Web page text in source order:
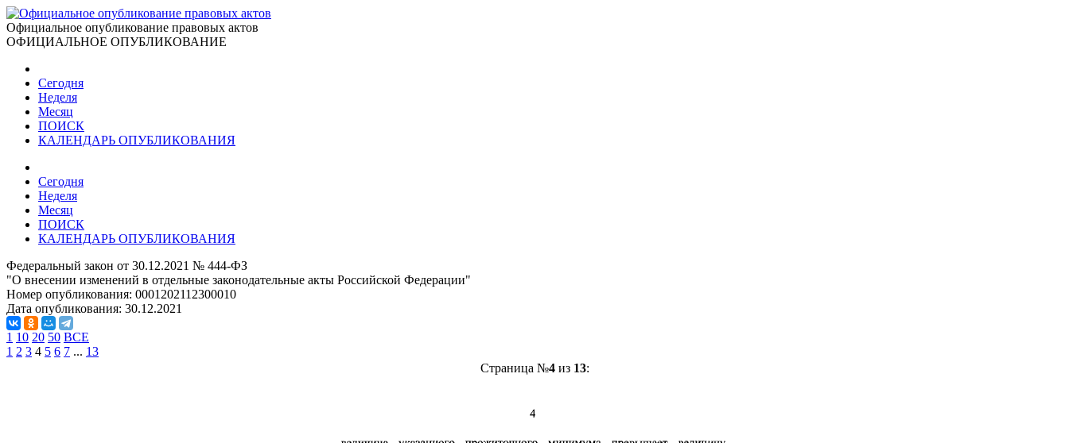
Официальное опубликование правовых актов
ОФИЦИАЛЬНОЕ ОПУБЛИКОВАНИЕ
Сегодня
Неделя
Месяц
ПОИСК
КАЛЕНДАРЬ ОПУБЛИКОВАНИЯ
Сегодня
Неделя
Месяц
ПОИСК
КАЛЕНДАРЬ ОПУБЛИКОВАНИЯ
Федеральный закон от 30.12.2021 № 444-ФЗ
"О внесении изменений в отдельные законодательные акты Российской Федерации"
Номер опубликования: 0001202112300010
Дата опубликования: 30.12.2021
1 10 20 50 ВСЕ
1 2 3 4 5 6 7 ... 13
Страница №4из 13: